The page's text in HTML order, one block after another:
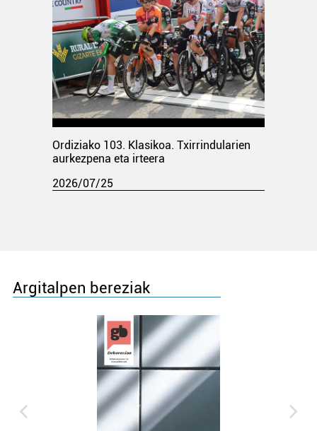
Ordiziako 103. Klasikoa. Txirrindularien
aurkezpena eta irteera
2026/07/25
Argitalpen bereziak